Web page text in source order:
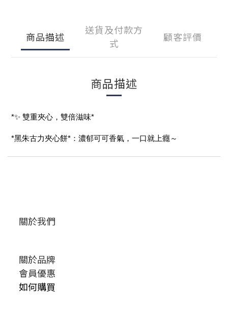
商品描述
送貨及付款方
式
顧客評價
商品描述
*✨ 雙重夾心，雙倍滋味*
*黑朱古力夾心餅*：濃郁可可香氣，一口就上癮～
關於我們
關於品牌
會員優惠
如何購買